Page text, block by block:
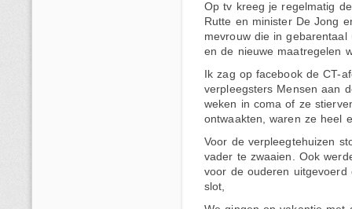
Op tv kreeg je regelmatig
Rutte en minister De Jong
mevrouw die in
en de nieuwe maatregelen
Ik zag op facebook de CT-
verpleegsters Mensen aan
weken in coma of ze
ontwaakten, waren ze heel
Voor de verpleegtehuizen
vader te zwaaien. Ook
voor de ouderen
slot,